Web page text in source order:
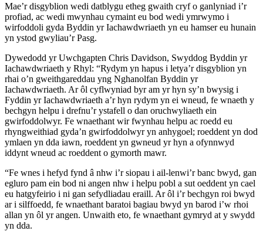
Mae’r disgyblion wedi datblygu etheg gwaith cryf o ganlyniad i’r
profiad, ac wedi mwynhau cymaint eu bod wedi ymrwymo i
wirfoddoli gyda Byddin yr Iachawdwriaeth yn eu hamser eu hunain
yn ystod gwyliau’r Pasg.
Dywedodd yr Uwchgapten Chris Davidson, Swyddog Byddin yr
Iachawdwriaeth y Rhyl: “Rydym yn hapus i letya’r disgyblion yn
rhai o’n gweithgareddau yng Nghanolfan Byddin yr
Iachawdwriaeth. Ar ôl cyflwyniad byr am yr hyn sy’n bwysig i
Fyddin yr Iachawdwriaeth a’r hyn rydym yn ei wneud, fe wnaeth y
bechgyn helpu i drefnu’r ystafell o dan oruchwyliaeth ein
gwirfoddolwyr. Fe wnaethant wir fwynhau helpu ac roedd eu
rhyngweithiad gyda’n gwirfoddolwyr yn anhygoel; roeddent yn dod
ymlaen yn dda iawn, roeddent yn gwneud yr hyn a ofynnwyd
iddynt wneud ac roeddent o gymorth mawr.
“Fe wnes i hefyd fynd â nhw i’r siopau i ail-lenwi’r banc bwyd, gan
egluro pam ein bod ni angen nhw i helpu pobl a sut oeddent yn cael
eu hatgyfeirio i ni gan sefydliadau eraill. Ar ôl i’r bechgyn roi bwyd
ar i silffoedd, fe wnaethant baratoi bagiau bwyd yn barod i’w rhoi
allan yn ôl yr angen. Unwaith eto, fe wnaethant gymryd at y swydd
yn dda.